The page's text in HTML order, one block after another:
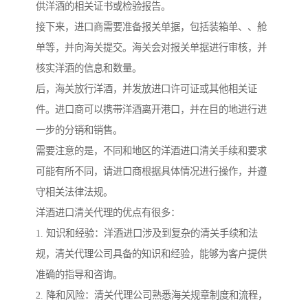
供洋酒的相关证书或检验报告。
接下来，进口商需要准备报关单据，包括装箱单、、舱
单等，并向海关提交。海关会对报关单据进行审核，并
核实洋酒的信息和数量。
后，海关放行洋酒，并发放进口许可证或其他相关证
件。进口商可以携带洋酒离开港口，并在目的地进行进
一步的分销和销售。
需要注意的是，不同和地区的洋酒进口清关手续和要求
可能有所不同，请进口商根据具体情况进行操作，并遵
守相关法律法规。
洋酒进口清关代理的优点有很多：
1. 知识和经验：洋酒进口涉及到复杂的清关手续和法
规，清关代理公司具备的知识和经验，能够为客户提供
准确的指导和咨询。
2. 降和风险：清关代理公司熟悉海关规章制度和流程，